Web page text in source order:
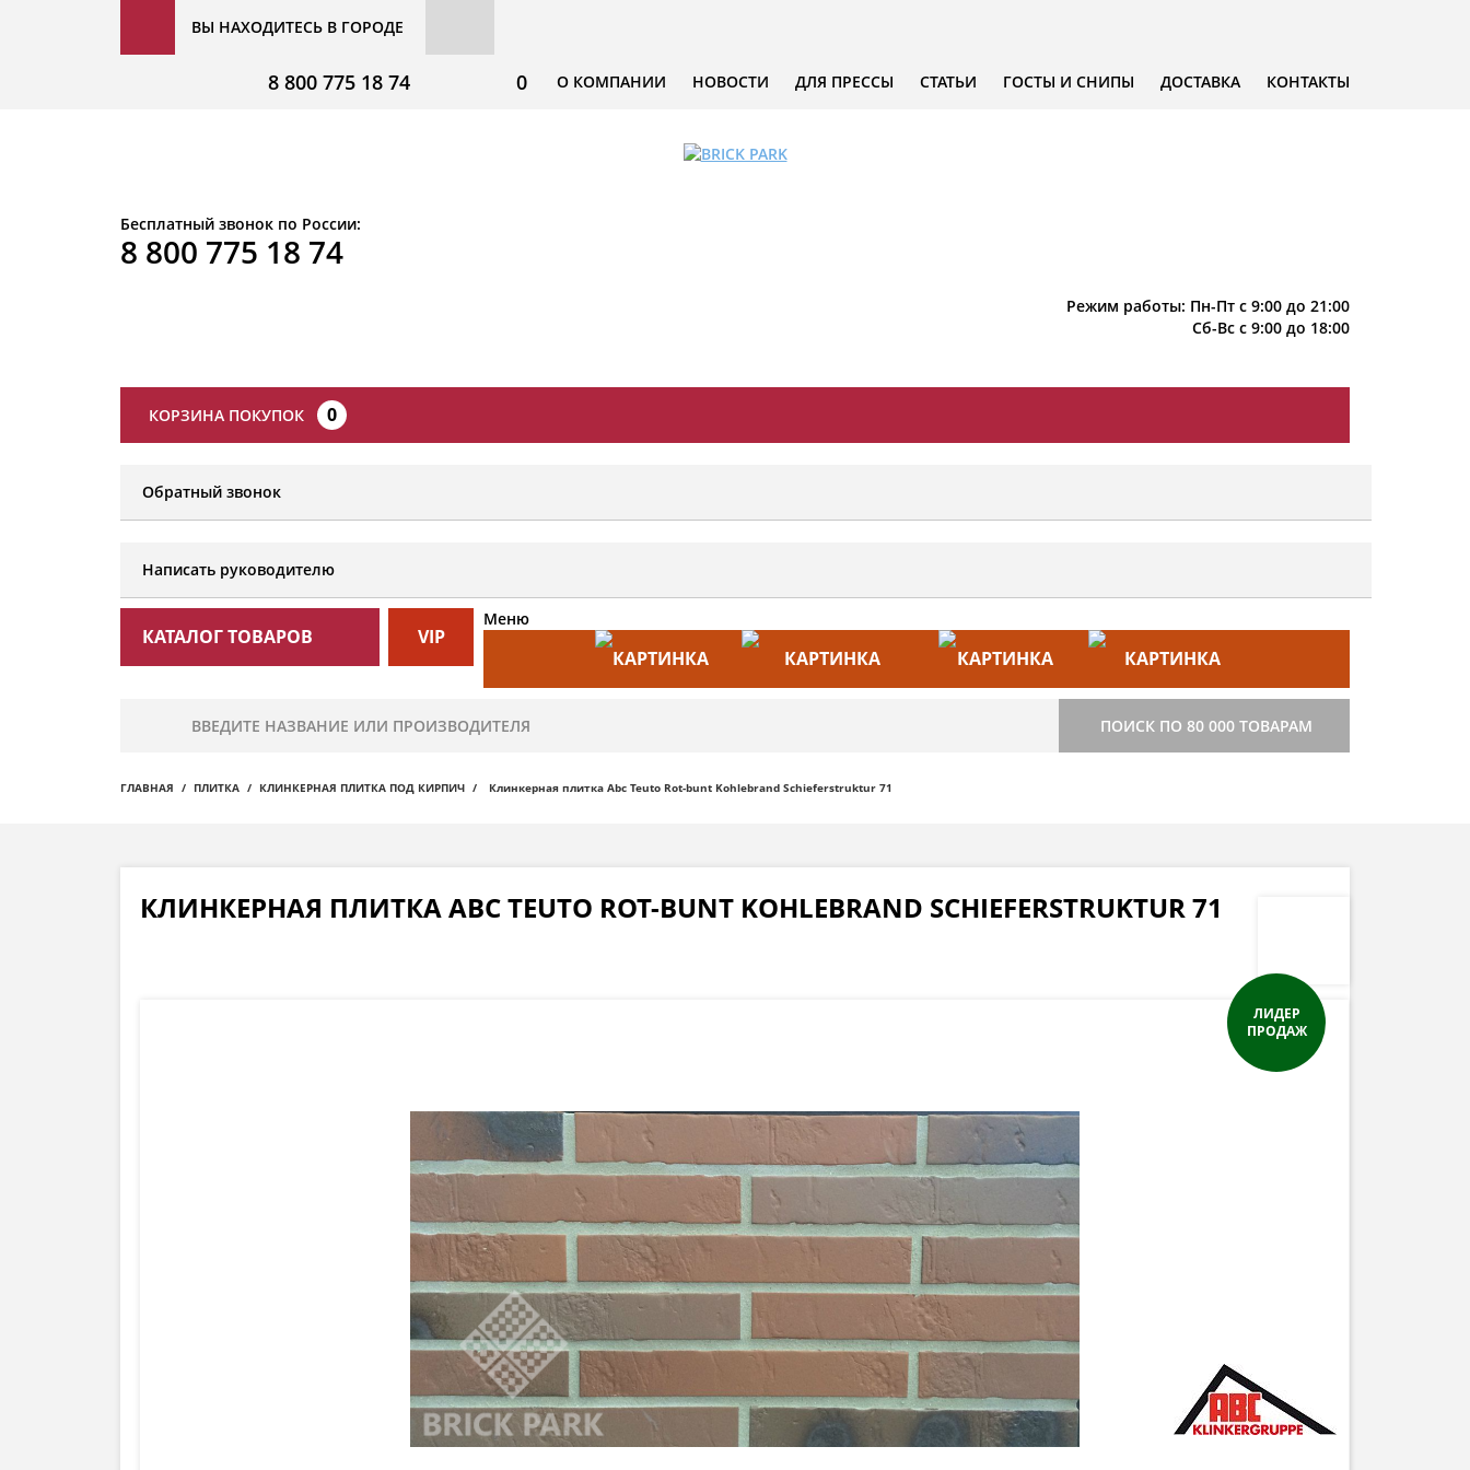
ВЫ НАХОДИТЕСЬ В ГОРОДЕ
О КОМПАНИИ НОВОСТИ ДЛЯ ПРЕССЫ СТАТЬИ ГОСТЫ И СНИПЫ ДОСТАВКА КОНТАКТЫ
0
8 800 775 18 74
Бесплатный звонок по России:
8 800 775 18 74
Режим работы: Пн-Пт с 9:00 до 21:00
Сб-Вс с 9:00 до 18:00
КОРЗИНА ПОКУПОК 0
Обратный звонок
Написать руководителю
КАТАЛОГ ТОВАРОВ VIP
Меню
СТРОИТЕЛЬСТВО
ПОИСК ПО 80 000 ТОВАРАМ
ГЛАВНАЯ ПЛИТКА КЛИНКЕРНАЯ ПЛИТКА ПОД КИРПИЧ Клинкерная плитка Abc Teuto Rot-bunt Kohlebrand Schieferstruktur 71
КЛИНКЕРНАЯ ПЛИТКА ABC TEUTO ROT-BUNT KOHLEBRAND SCHIEFERSTRUKTUR 71
ЛИДЕР
ПРОДАЖ